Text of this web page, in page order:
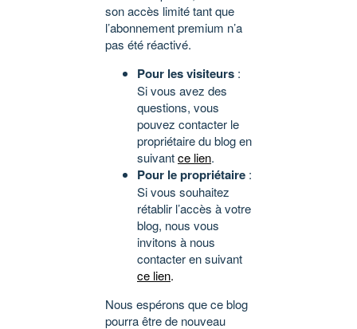
son accès limité tant que
l’abonnement premium n’a
pas été réactivé.
Pour les visiteurs :
Si vous avez des
questions, vous
pouvez contacter le
propriétaire du blog en
suivantce lien.
Pour le propriétaire :
Si vous souhaitez
rétablir l’accès à votre
blog, nous vous
invitons à nous
contacter en suivant
ce lien.
Nous espérons que ce blog
pourra être de nouveau